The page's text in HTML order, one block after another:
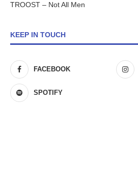
TROOST – Not All Men
KEEP IN TOUCH
FACEBOOK
SPOTIFY